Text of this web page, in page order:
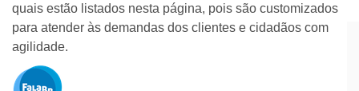
quais estão listados nesta página, pois são customizados
para atender às demandas dos clientes e cidadãos com
agilidade.